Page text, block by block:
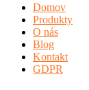
Domov
Produkty
O nás
Blog
Kontakt
GDPR